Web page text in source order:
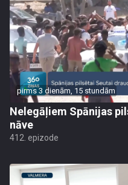
pirms 3 dienām, 15 stundām
Nelegāļiem Spānijas
nāve
412. epizode